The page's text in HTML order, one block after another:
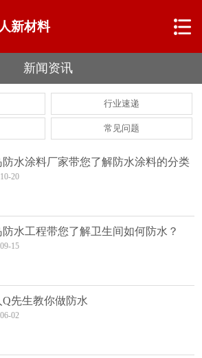
新材料
新闻资讯
行业速递
常见问题
防水涂料厂家带您了解防水涂料的分类
20
防水工程带您了解卫生间如何防水？
15
Q先生教你做防水
02